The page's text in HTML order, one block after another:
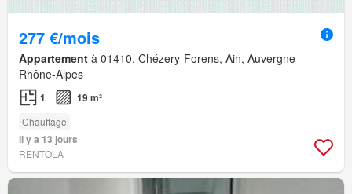
277 €/mois
Appartement à 01410, Chézery-Forens, Ain, Auvergne-
Rhône-Alpes
1 19 m²
Chauffage
Il y a 13 jours
RENTOLA